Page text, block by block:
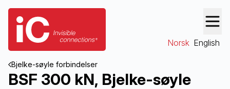
Norsk English
Bjelke-søyle forbindelser
BSF 300 kN, Bjelke-søyle